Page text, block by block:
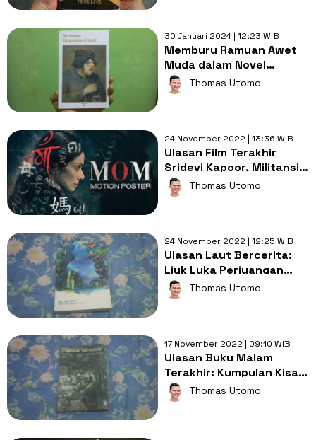
30 Januari 2024 | 12:23 WIB
Memburu Ramuan Awet
Muda dalam Novel
"Eksperimen Faust"
Thomas Utomo
24 November 2022 | 13:36 WIB
Ulasan Film Terakhir
Sridevi Kapoor, Militansi
Seorang Ibu dalam
Membela Anak Tiri
Thomas Utomo
24 November 2022 | 12:25 WIB
Ulasan Laut Bercerita:
Liuk Luka Perjuangan
Aktivis di Ujung Era Orde
Baru
Thomas Utomo
17 November 2022 | 09:10 WIB
Ulasan Buku Malam
Terakhir: Kumpulan Kisah
Gelap dari Bilik Keluarga
hingga Negara
Thomas Utomo